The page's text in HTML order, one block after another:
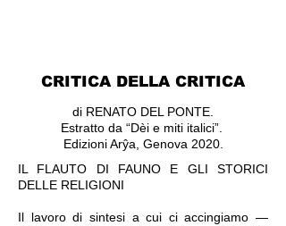
CRITICA DELLA CRITICA
di RENATO DEL PONTE.
Estratto da “Dèi e miti italici”.
Edizioni Arŷa, Genova 2020.
IL FLAUTO DI FAUNO E GLI STORICI
DELLE RELIGIONI
Il lavoro di sintesi a cui ci accingiamo —